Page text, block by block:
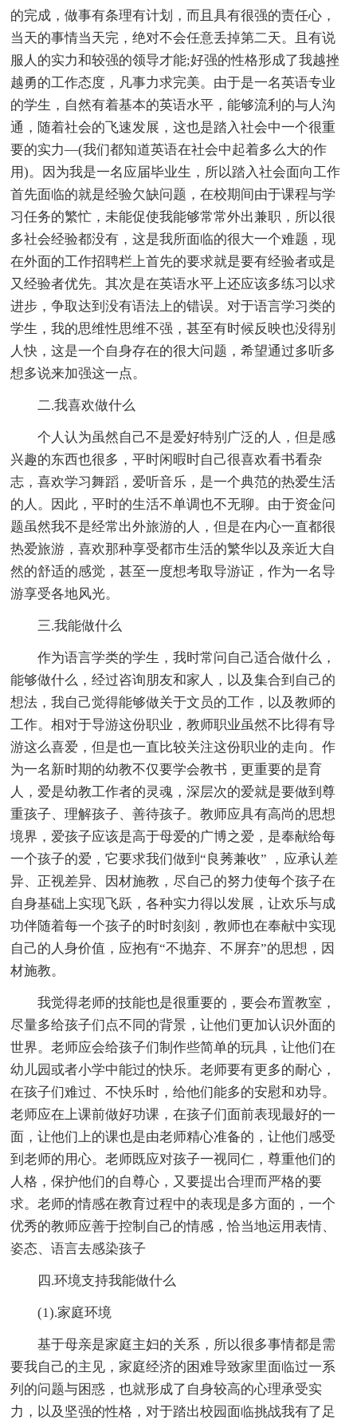
的完成，做事有条理有计划，而且具有很强的责任心，
当天的事情当天完，绝对不会任意丢掉第二天。且有说
服人的实力和较强的领导才能;好强的性格形成了我越挫
越勇的工作态度，凡事力求完美。由于是一名英语专业
的学生，自然有着基本的英语水平，能够流利的与人沟
通，随着社会的飞速发展，这也是踏入社会中一个很重
要的实力—(我们都知道英语在社会中起着多么大的作
用)。因为我是一名应届毕业生，所以踏入社会面向工作
首先面临的就是经验欠缺问题，在校期间由于课程与学
习任务的繁忙，未能促使我能够常常外出兼职，所以很
多社会经验都没有，这是我所面临的很大一个难题，现
在外面的工作招聘栏上首先的要求就是要有经验者或是
又经验者优先。其次是在英语水平上还应该多练习以求
进步，争取达到没有语法上的错误。对于语言学习类的
学生，我的思维性思维不强，甚至有时候反映也没得别
人快，这是一个自身存在的很大问题，希望通过多听多
想多说来加强这一点。
二.我喜欢做什么
个人认为虽然自己不是爱好特别广泛的人，但是感
兴趣的东西也很多，平时闲暇时自己很喜欢看书看杂
志，喜欢学习舞蹈，爱听音乐，是一个典范的热爱生活
的人。因此，平时的生活不单调也不无聊。由于资金问
题虽然我不是经常出外旅游的人，但是在内心一直都很
热爱旅游，喜欢那种享受都市生活的繁华以及亲近大自
然的舒适的感觉，甚至一度想考取导游证，作为一名导
游享受各地风光。
三.我能做什么
作为语言学类的学生，我时常问自己适合做什么，
能够做什么，经过咨询朋友和家人，以及集合到自己的
想法，我自己觉得能够做关于文员的工作，以及教师的
工作。相对于导游这份职业，教师职业虽然不比得有导
游这么喜爱，但是也一直比较关注这份职业的走向。作
为一名新时期的幼教不仅要学会教书，更重要的是育
人，爱是幼教工作者的灵魂，深层次的爱就是要做到尊
重孩子、理解孩子、善待孩子。教师应具有高尚的思想
境界，爱孩子应该是高于母爱的广博之爱，是奉献给每
一个孩子的爱，它要求我们做到“良莠兼收” ，应承认差
异、正视差异、因材施教，尽自己的努力使每个孩子在
自身基础上实现飞跃，各种实力得以发展，让欢乐与成
功伴随着每一个孩子的时时刻刻，教师也在奉献中实现
自己的人身价值，应抱有“不抛弃、不屏弃”的思想，因
材施教。
我觉得老师的技能也是很重要的，要会布置教室，
尽量多给孩子们点不同的背景，让他们更加认识外面的
世界。老师应会给孩子们制作些简单的玩具，让他们在
幼儿园或者小学中能过的快乐。老师要有更多的耐心，
在孩子们难过、不快乐时，给他们能多的安慰和劝导。
老师应在上课前做好功课，在孩子们面前表现最好的一
面，让他们上的课也是由老师精心准备的，让他们感受
到老师的用心。老师既应对孩子一视同仁，尊重他们的
人格，保护他们的自尊心，又要提出合理而严格的要
求。老师的情感在教育过程中的表现是多方面的，一个
优秀的教师应善于控制自己的情感，恰当地运用表情、
姿态、语言去感染孩子
四.环境支持我能做什么
(1).家庭环境
基于母亲是家庭主妇的关系，所以很多事情都是需
要我自己的主见，家庭经济的困难导致家里面临过一系
列的问题与困惑，也就形成了自身较高的心理承受实
力，以及坚强的性格，对于踏出校园面临挑战我有了足